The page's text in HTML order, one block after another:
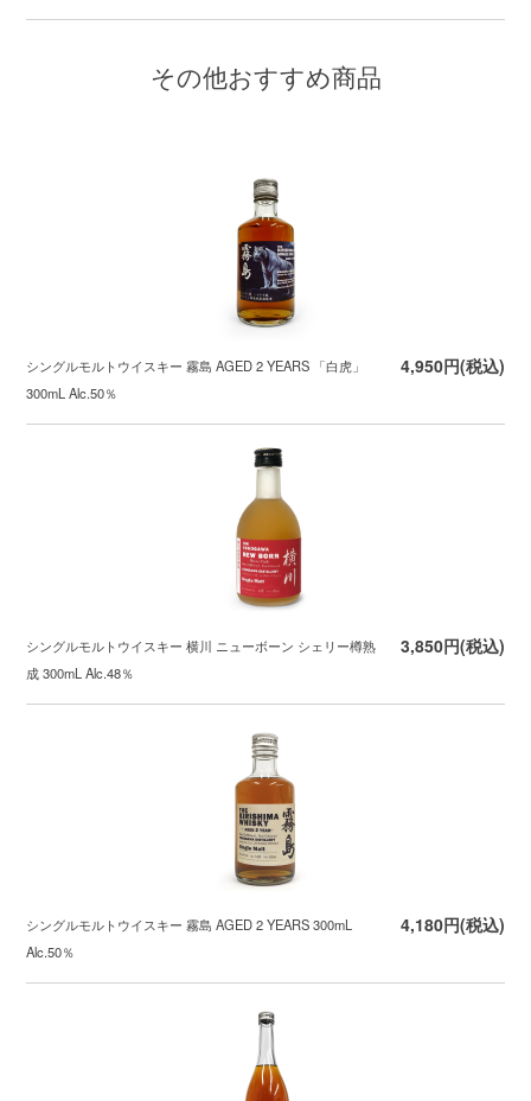
その他おすすめ商品
4,950円(税込)
シングルモルトウイスキー 霧島 AGED 2 YEARS 「白虎」
300mL Alc.50％
3,850円(税込)
シングルモルトウイスキー 横川 ニューボーン シェリー樽熟
成 300mL Alc.48％
4,180円(税込)
シングルモルトウイスキー 霧島 AGED 2 YEARS 300mL
Alc.50％